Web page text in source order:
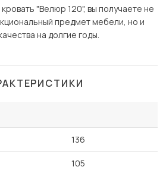
"Велюр 120", вы получаете не
предмет мебели, но и
на долгие годы.
136
105